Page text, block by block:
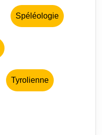
Spéléologie
Tyrolienne